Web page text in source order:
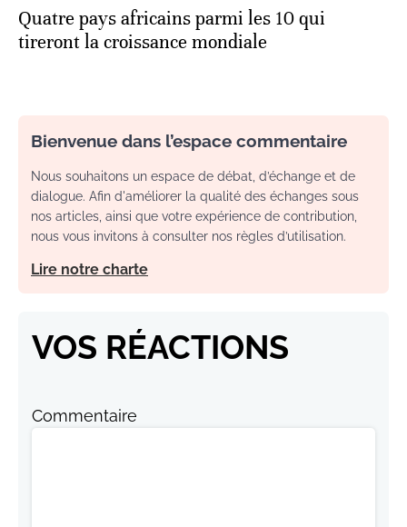
Quatre pays africains parmi les 10 qui
tireront la croissance mondiale
Bienvenue dans l’espace commentaire
Nous souhaitons un espace de débat, d’échange et de
dialogue. Afin d'améliorer la qualité des échanges sous
nos articles, ainsi que votre expérience de contribution,
nous vous invitons à consulter nos règles d’utilisation.
Lire notre charte
VOS RÉACTIONS
Commentaire